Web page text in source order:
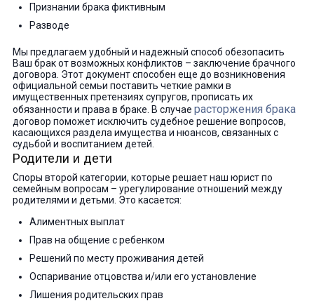
Признании брака фиктивным
Разводе
Мы предлагаем удобный и надежный способ обезопасить
Ваш брак от возможных конфликтов – заключение брачного
договора. Этот документ способен еще до возникновения
официальной семьи поставить четкие рамки в
имущественных претензиях супругов, прописать их
обязанности и права в браке. В случае расторжения брака
договор поможет исключить судебное решение вопросов,
касающихся раздела имущества и нюансов, связанных с
судьбой и воспитанием детей.
Родители и дети
Споры второй категории, которые решает наш юрист по
семейным вопросам – урегулирование отношений между
родителями и детьми. Это касается:
Алиментных выплат
Прав на общение с ребенком
Решений по месту проживания детей
Оспаривание отцовства и/или его установление
Лишения родительских прав